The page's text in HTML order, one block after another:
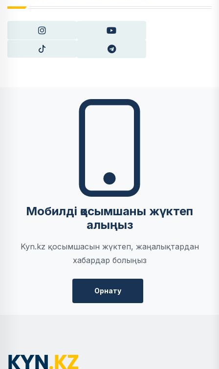
Мобилді қосымшаны жүктеп
алыңыз
Kyn.kz қосымшасын жүктеп, жаңалықтардан
хабардар болыңыз
Орнату